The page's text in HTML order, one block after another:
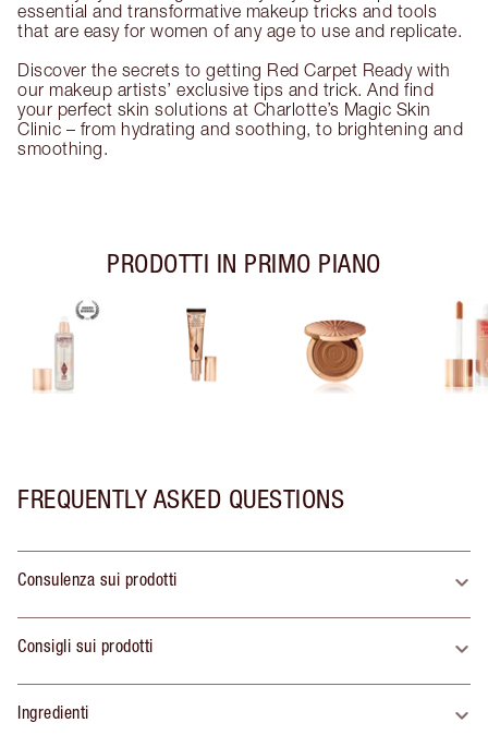
essential and transformative makeup tricks and tools
that are easy for women of any age to use and replicate.
Discover the secrets to getting Red Carpet Ready with
our makeup artists’ exclusive tips and trick. And find
your perfect skin solutions at Charlotte’s Magic Skin
Clinic – from hydrating and soothing, to brightening and
smoothing.
PRODOTTI IN PRIMO PIANO
FREQUENTLY ASKED QUESTIONS
Consulenza sui prodotti
Consigli sui prodotti
Ingredienti